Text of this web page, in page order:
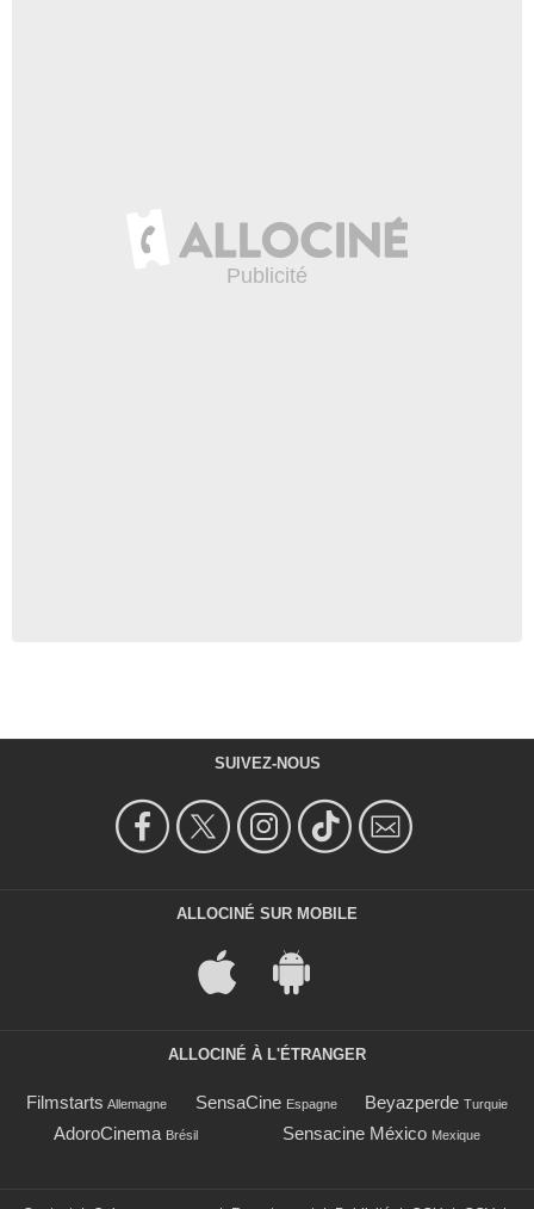
SUIVEZ-NOUS
ALLOCINÉ SUR MOBILE
ALLOCINÉ À L'ÉTRANGER
Filmstarts Allemagne SensaCine Espagne Beyazperde Turquie
AdoroCinema Brésil Sensacine México Mexique